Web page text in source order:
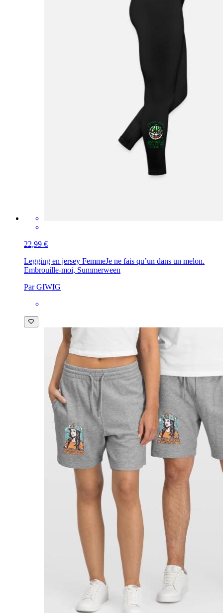
22,99 €
Legging en jersey FemmeJe ne fais qu’un dans un melon.
Embrouille-moi, Summerween
Par GIWIG